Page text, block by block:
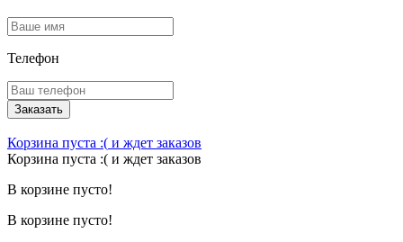
Телефон
Заказать
Корзина пуста :( и ждет заказов
Корзина пуста :( и ждет заказов
В корзине пусто!
В корзине пусто!